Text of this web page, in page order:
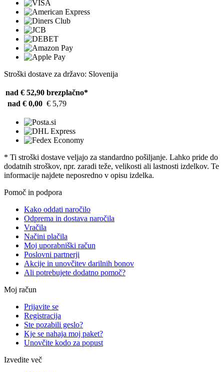
Stroški dostave za državo: Slovenija
nad € 52,90 brezplačno*
nad € 0,00 € 5,79
* Ti stroški dostave veljajo za standardno pošiljanje. Lahko pride do
dodatnih stroškov, npr. zaradi teže, velikosti ali lastnosti izdelkov. Te
informacije najdete neposredno v opisu izdelka.
Pomoč in podpora
Kako oddati naročilo
Odprema in dostava naročila
Vračila
Načini plačila
Moj uporabniški račun
Poslovni partnerji
Akcije in unovčitev darilnih bonov
Ali potrebujete dodatno pomoč?
Moj račun
Prijavite se
Registracija
Ste pozabili geslo?
Kje se nahaja moj paket?
Unovčite kodo za popust
Izvedite več